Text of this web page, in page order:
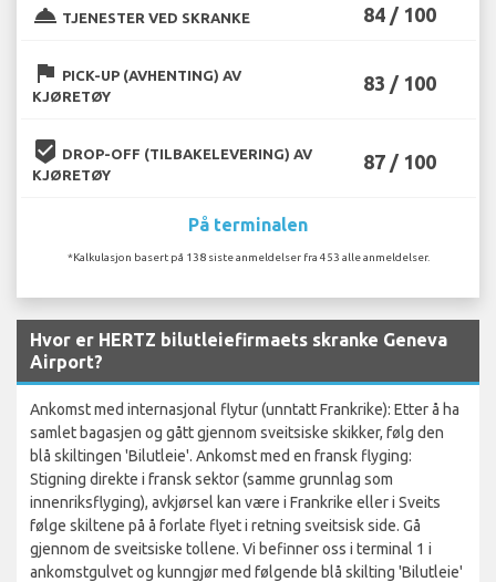
room_service TJENESTER VED SKRANKE 84 / 100
flag PICK-UP (AVHENTING) AV
KJØRETØY
83 / 100
beenhere DROP-OFF (TILBAKELEVERING) AV
KJØRETØY
87 / 100
På terminalen
*Kalkulasjon basert på 138 siste anmeldelser fra 453 alle anmeldelser.
Hvor er HERTZ bilutleiefirmaets skranke Geneva
Airport?
Ankomst med internasjonal flytur (unntatt Frankrike): Etter å ha
samlet bagasjen og gått gjennom sveitsiske skikker, følg den
blå skiltingen 'Bilutleie'. Ankomst med en fransk flyging:
Stigning direkte i fransk sektor (samme grunnlag som
innenriksflyging), avkjørsel kan være i Frankrike eller i Sveits
følge skiltene på å forlate flyet i retning sveitsisk side. Gå
gjennom de sveitsiske tollene. Vi befinner oss i terminal 1 i
ankomstgulvet og kunngjør med følgende blå skilting 'Bilutleie'